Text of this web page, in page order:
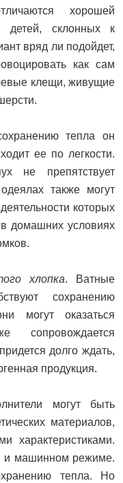
хорошей
детей, склонных к
вряд ли подойдет,
как сам
клещи, живущие
тепла он
ее по легкости.
не препятствует
также могут
которых
домашних условиях
хлопка. Ватные
сохранению
могут оказаться
сопровождается
долго ждать,
продукция.
могут быть
материалов,
характеристиками.
и машинном режиме.
тепла. Но